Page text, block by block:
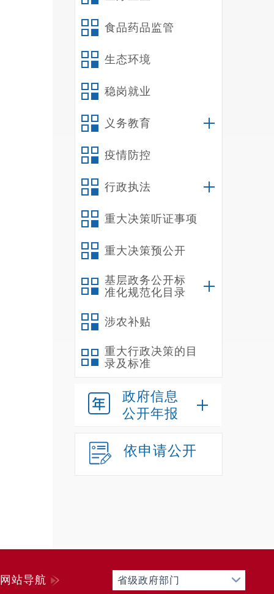
食品药品监管
生态环境
稳岗就业
义务教育
疫情防控
行政执法
重大决策听证事项
重大决策预公开
基层政务公开标
准化规范化目录
涉农补贴
重大行政决策的目
录及标准
政府信息
公开年报
依申请公开
网站导航 省级政府部门